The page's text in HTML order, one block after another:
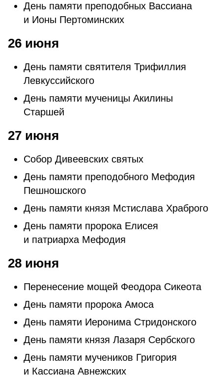
День памяти преподобных Вассиана
и Ионы Пертоминских
26 июня
День памяти святителя Трифиллия
Левкуссийского
День памяти мученицы Акилины
Старшей
27 июня
Собор Дивеевских святых
День памяти преподобного Мефодия
Пешношского
День памяти князя Мстислава Храброго
День памяти пророка Елисея
и патриарха Мефодия
28 июня
Перенесение мощей Феодора Сикеота
День памяти пророка Амоса
День памяти Иеронима Стридонского
День памяти князя Лазаря Сербского
День памяти мучеников Григория
и Кассиана Авнежских